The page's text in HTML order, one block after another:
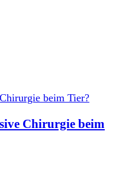
Chirurgie beim